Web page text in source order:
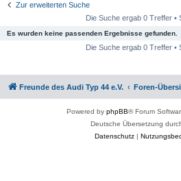
Zur erweiterten Suche
Die Suche ergab 0 Treffer •
Es wurden keine passenden Ergebnisse gefunden.
Die Suche ergab 0 Treffer •
Freunde des Audi Typ 44 e.V. Foren-
Powered by phpBB® Forum
Deutsche Übersetzung
Datenschutz|